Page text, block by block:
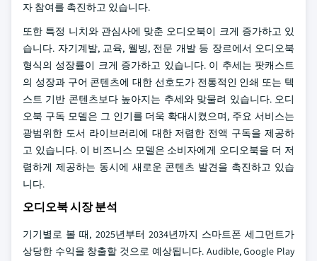
자 참여를 촉진하고 있습니다.
또한 특정 니치와 관심사에 맞춘 오디오북이 크게 증가하고 있
습니다. 자기계발, 교육, 웰빙, 전문 개발 등 장르에서 오디오북
형식의 성장률이 크게 증가하고 있습니다. 이 추세는 팟캐스트
의 성장과 구어 콘텐츠에 대한 선호도가 전통적인 인쇄 또는 텍
스트 기반 콘텐츠보다 높아지는 추세와 맞물려 있습니다. 오디
오북 구독 모델은 그 인기를 더욱 확대시켰으며, 주요 서비스는
광범위한 도서 라이브러리에 대한 저렴한 전액 구독을 제공하
고 있습니다. 이 비즈니스 모델은 소비자에게 오디오북을 더 저
렴하게 제공하는 동시에 새로운 콘텐츠 발견을 촉진하고 있습
니다.
오디오북 시장 분석
기기별로 볼 때, 2025년부터 2034년까지 스마트폰 세그먼트가
상당한 수익을 창출할 것으로 예상됩니다. Audible, Google Play